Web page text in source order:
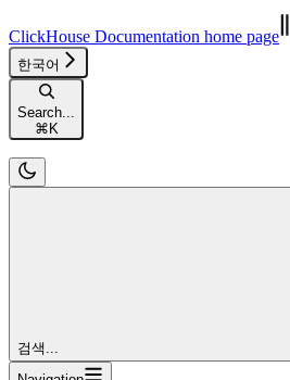
ClickHouse Documentation home page
한국어
Search...
⌘ K
검색...